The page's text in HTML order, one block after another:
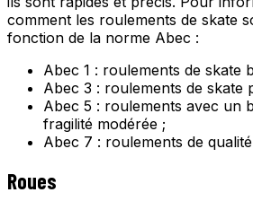
comment les roulements de skate
fonction de la norme Abec :
Abec 1 : roulements de skate
Abec 3 : roulements de skate
Abec 5 : roulements avec un
fragilité modérée ;
Abec 7 : roulements de
Roues